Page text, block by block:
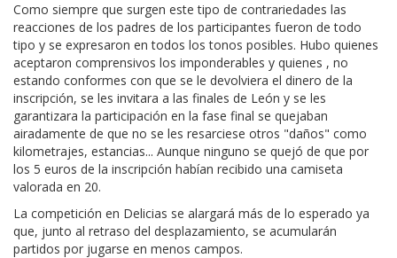
Como siempre que surgen este tipo de contrariedades las
reacciones de los padres de los participantes fueron de todo
tipo y se expresaron en todos los tonos posibles. Hubo quienes
aceptaron comprensivos los imponderables y quienes , no
estando conformes con que se le devolviera el dinero de la
inscripción, se les invitara a las finales de León y se les
garantizara la participación en la fase final se quejaban
airadamente de que no se les resarciese otros "daños" como
kilometrajes, estancias... Aunque ninguno se quejó de que por
los 5 euros de la inscripción habían recibido una camiseta
valorada en 20.
La competición en Delicias se alargará más de lo esperado ya
que, junto al retraso del desplazamiento, se acumularán
partidos por jugarse en menos campos.